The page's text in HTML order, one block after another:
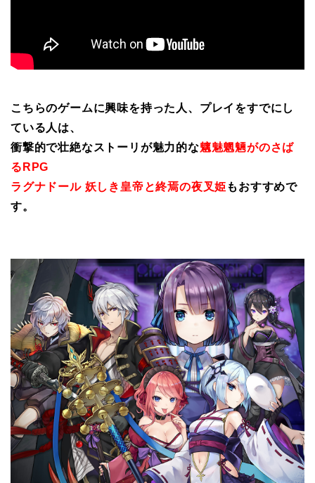
こちらのゲームに興味を持った人、プレイをすでにし
ている人は、
衝撃的で壮絶なストーリが魅力的な魑魅魍魎がのさば
るRPG
ラグナドール 妖しき皇帝と終焉の夜叉姫 もおすすめで
す。